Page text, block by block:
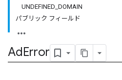
UNDEFINED_DOMAIN
パブリック フィールド
AdError